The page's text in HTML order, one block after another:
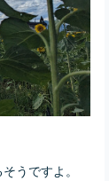
うですよ。